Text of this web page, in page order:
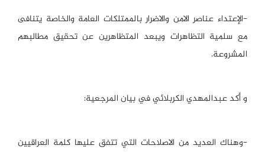
-الإعتداء عناصر الامن والاضرار بالممتلكات العامة والخاصة يتنافى
مع سلمية التظاهرات ويبعد المتظاهرين عن تحقيق مطالبهم
المشروعة.
و أكد عبدالمهدي الكربلائي في بيان المرجعية:
-وهناك العديد من الاصلاحات التي تتفق عليها كلمة العراقيين